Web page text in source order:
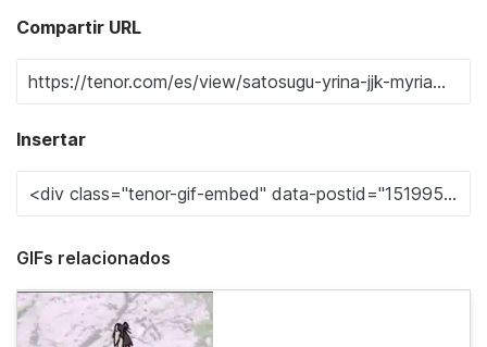
Compartir URL
Insertar
GIFs relacionados